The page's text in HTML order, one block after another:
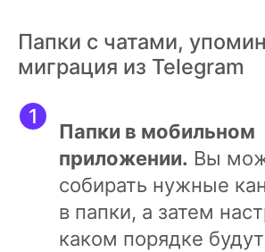
Папки с чатами,
миграция из Telegram
Папки в мобильном
приложении. Вы
собирать нужные
в папки, а затем
каком порядке будут